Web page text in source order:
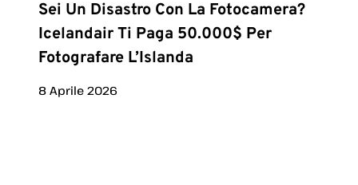
Sei Un Disastro Con La Fotocamera?
Icelandair Ti Paga 50.000$ Per
Fotografare L’Islanda
8 Aprile 2026